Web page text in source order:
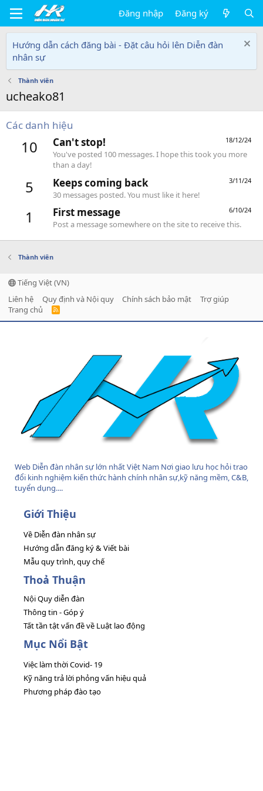
Đăng nhập Đăng ký
Hướng dẫn cách đăng bài - Đặt câu hỏi lên Diễn đàn
nhân sự
Thành viên
ucheako81
Các danh hiệu
10 18/12/24
Can't stop!
You've posted 100 messages. I hope this took you more
than a day!
5 3/11/24
Keeps coming back
30 messages posted. You must like it here!
1 6/10/24
First message
Post a message somewhere on the site to receive this.
Thành viên
Tiếng Việt (VN)
Liên hệ
Quy định và Nội quy Chính sách bảo mật
Trợ giúp
Trang chủ
R
Web Diễn đàn nhân sự lớn nhất Việt Nam Nơi giao lưu học hỏi trao
đổi kinh nghiệm kiến thức hành chính nhân sự,kỹ năng mềm, C&B,
tuyển dụng....
Giới Thiệu
Về Diễn đàn nhân sự
Hướng dẫn đăng ký & Viết bài
Mẫu quy trình, quy chế
Thoả Thuận
Nội Quy diễn đàn
Thông tin - Góp ý
Tất tần tật vấn đề về Luật lao động
Mục Nổi Bật
Việc làm thời Covid- 19
Kỹ năng trả lời phỏng vấn hiệu quả
Phương pháp đào tạo